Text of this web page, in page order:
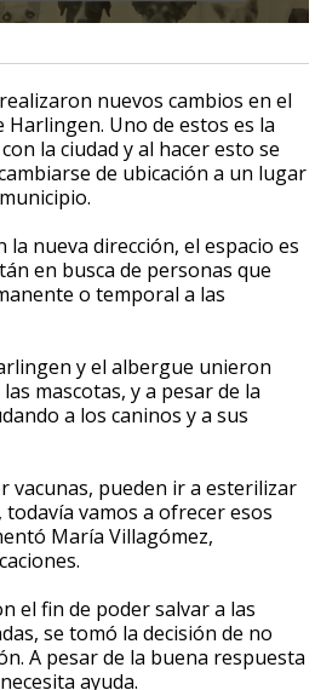
nuevos cambios en el
Uno de estos es la
la ciudad y al hacer esto se
de ubicación a un lugar
nueva dirección, el espacio es
en busca de personas que
o temporal a las
y el albergue unieron
mascotas, y a pesar de la
a los caninos y a sus
vacunas, pueden ir a esterilizar
vamos a ofrecer esos
María Villagómez,
el fin de poder salvar a las
se tomó la decisión de no
A pesar de la buena respuesta
ayuda.